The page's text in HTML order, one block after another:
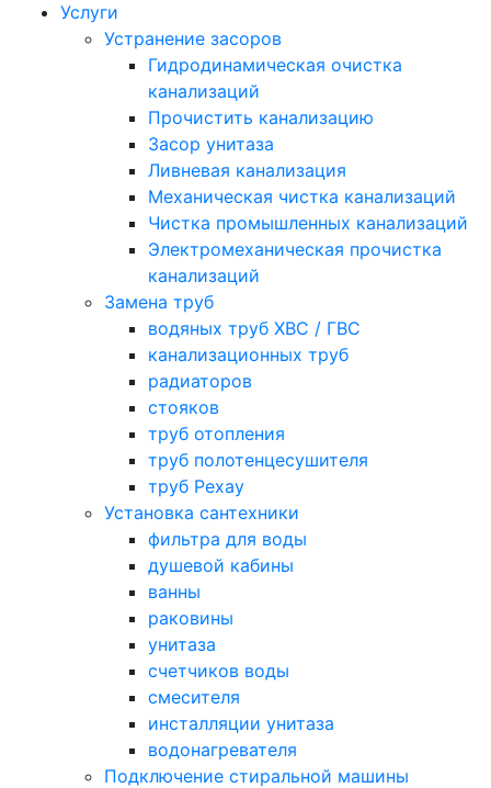
Услуги
Устранение засоров
Гидродинамическая очистка
канализаций
Прочистить канализацию
Засор унитаза
Ливневая канализация
Механическая чистка канализаций
Чистка промышленных канализаций
Электромеханическая прочистка
канализаций
Замена труб
водяных труб ХВС / ГВС
канализационных труб
радиаторов
стояков
труб отопления
труб полотенцесушителя
труб Рехау
Установка сантехники
фильтра для воды
душевой кабины
ванны
раковины
унитаза
счетчиков воды
смесителя
инсталляции унитаза
водонагревателя
Подключение стиральной машины